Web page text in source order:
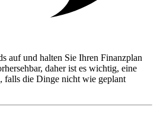
auf und halten Sie Ihren Finanzplan
daher ist es wichtig, eine
falls die Dinge nicht wie geplant